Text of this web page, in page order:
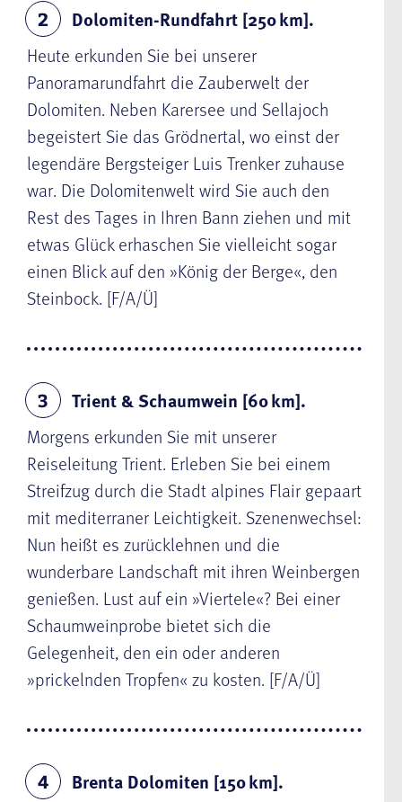
2
Dolomiten-Rundfahrt [250 km].
Heute erkunden Sie bei unserer
Panoramarundfahrt die Zauberwelt der
Dolomiten. Neben Karersee und Sellajoch
begeistert Sie das Grödnertal, wo einst der
legendäre Bergsteiger Luis Trenker zuhause
war. Die Dolomitenwelt wird Sie auch den
Rest des Tages in Ihren Bann ziehen und mit
etwas Glück erhaschen Sie vielleicht sogar
einen Blick auf den »König der Berge«, den
Steinbock. [F/A/Ü]
3
Trient & Schaumwein [60 km].
Morgens erkunden Sie mit unserer
Reiseleitung Trient. Erleben Sie bei einem
Streifzug durch die Stadt alpines Flair gepaart
mit mediterraner Leichtigkeit. Szenenwechsel:
Nun heißt es zurücklehnen und die
wunderbare Landschaft mit ihren Weinbergen
genießen. Lust auf ein »Viertele«? Bei einer
Schaumweinprobe bietet sich die
Gelegenheit, den ein oder anderen
»prickelnden Tropfen« zu kosten. [F/A/Ü]
4
Brenta Dolomiten [150 km].